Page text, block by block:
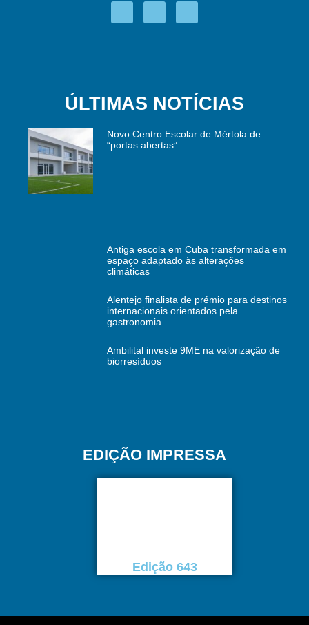
ÚLTIMAS NOTÍCIAS
Novo Centro Escolar de Mértola de
“portas abertas”
Antiga escola em Cuba transformada em
espaço adaptado às alterações
climáticas
Alentejo finalista de prémio para destinos
internacionais orientados pela
gastronomia
Ambilital investe 9ME na valorização de
biorresíduos
EDIÇÃO IMPRESSA
Edição 643